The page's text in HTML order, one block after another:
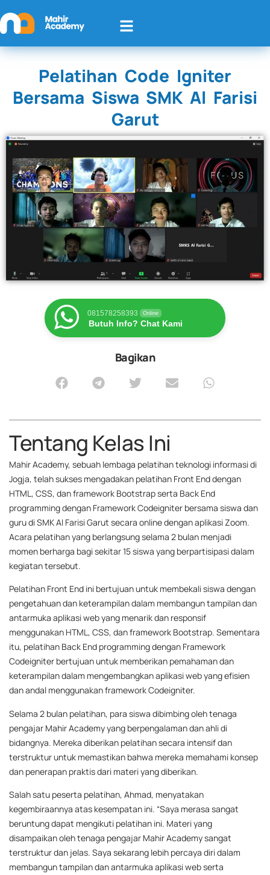
Pelatihan Code Igniter
Bersama Siswa SMK Al Farisi
Garut
Bagikan
081578258393 Online
Butuh Info? Chat Kami
Tentang Kelas Ini
Mahir Academy, sebuah lembaga pelatihan teknologi informasi di
Jogja, telah sukses mengadakan pelatihan Front End dengan
HTML, CSS, dan framework Bootstrap serta Back End
programming dengan Framework Codeigniter bersama siswa dan
guru di SMK Al Farisi Garut secara online dengan aplikasi Zoom.
Acara pelatihan yang berlangsung selama 2 bulan menjadi
momen berharga bagi sekitar 15 siswa yang berpartisipasi dalam
kegiatan tersebut.
Pelatihan Front End ini bertujuan untuk membekali siswa dengan
pengetahuan dan keterampilan dalam membangun tampilan dan
antarmuka aplikasi web yang menarik dan responsif
menggunakan HTML, CSS, dan framework Bootstrap. Sementara
itu, pelatihan Back End programming dengan Framework
Codeigniter bertujuan untuk memberikan pemahaman dan
keterampilan dalam mengembangkan aplikasi web yang efisien
dan andal menggunakan framework Codeigniter.
Selama 2 bulan pelatihan, para siswa dibimbing oleh tenaga
pengajar Mahir Academy yang berpengalaman dan ahli di
bidangnya. Mereka diberikan pelatihan secara intensif dan
terstruktur untuk memastikan bahwa mereka memahami konsep
dan penerapan praktis dari materi yang diberikan.
Salah satu peserta pelatihan, Ahmad, menyatakan
kegembiraannya atas kesempatan ini. “Saya merasa sangat
beruntung dapat mengikuti pelatihan ini. Materi yang
disampaikan oleh tenaga pengajar Mahir Academy sangat
terstruktur dan jelas. Saya sekarang lebih percaya diri dalam
membangun tampilan dan antarmuka aplikasi web serta